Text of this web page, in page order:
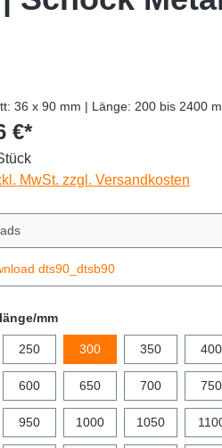
36 x 90 mm | Länge: 200 bis 2400
€*
MwSt. zzgl. Versandkosten
dts90_dtsb90
mm
250 300 350 400
600 650 700 750
950 1000 1050